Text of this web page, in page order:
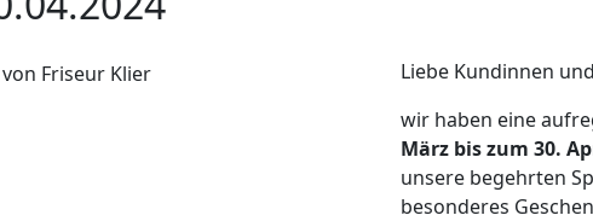
Liebe Kundinnen
wir haben eine
März bis zum 30.
unsere begehrten
besonderes